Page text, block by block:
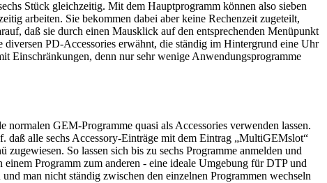
Stück gleichzeitig. Mit dem Hauptprogramm können also sieben
arbeiten. Sie bekommen dabei aber keine Rechenzeit zugeteilt,
daß sie durch einen Mausklick auf den entsprechenden Menüpunkt
PD-Accessories erwähnt, die ständig im Hintergrund eine Uhr
Einschränkungen, denn nur sehr wenige Anwendungsprogramme
GEM-Programme quasi als Accessories verwenden lassen.
daß alle sechs Accessory-Einträge mit dem Eintrag „MultiGEMslot“
So lassen sich bis zu sechs Programme anmelden und
Programm zum anderen - eine ideale Umgebung für DTP und
man nicht ständig zwischen den einzelnen Programmen wechseln